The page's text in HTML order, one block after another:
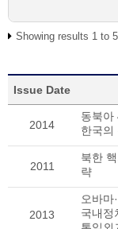
Showing results 1 to
Issue Date
2014
동북아
한국의
2011
북한
략
2013
오바마
국내정